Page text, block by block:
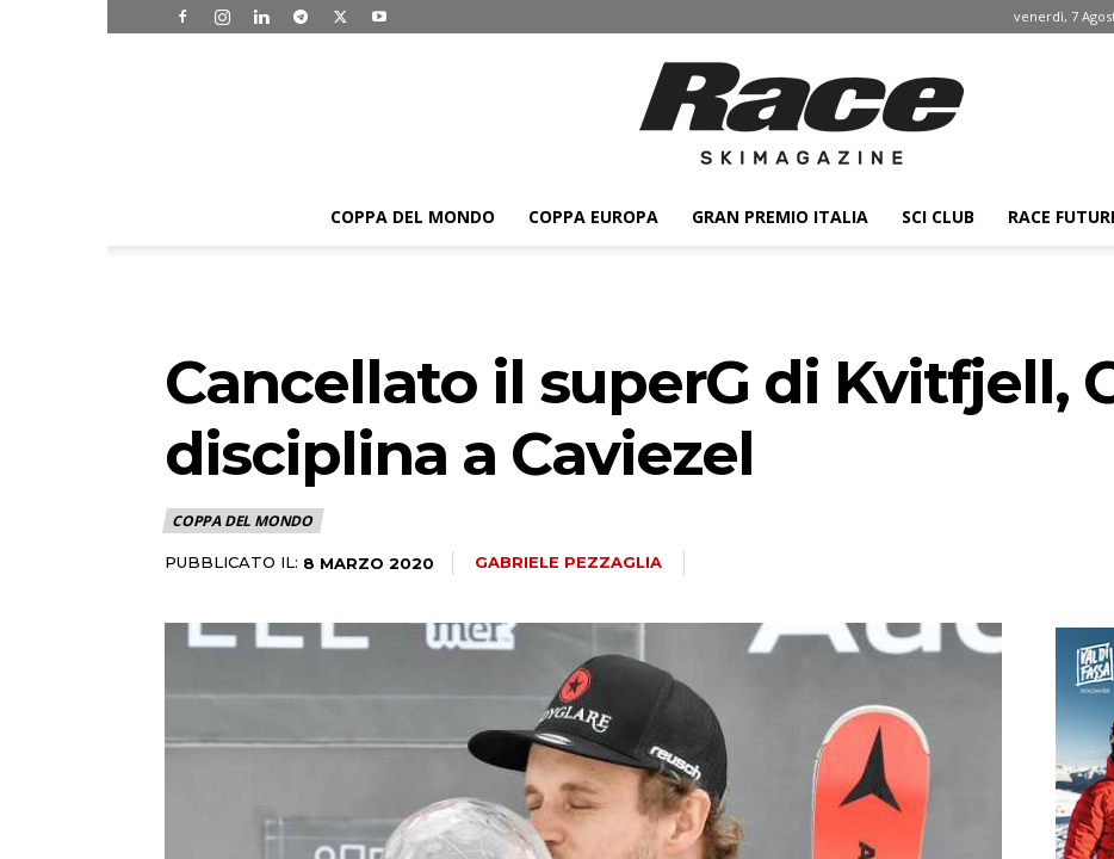
venerdì, 7
COPPA DEL MONDO COPPA EUROPA GRAN PREMIO ITALIA SCI CLUB RACE
Cancellato il superG di Kvitfjell,
disciplina a Caviezel
COPPA DEL MONDO
PUBBLICATO IL: 8 MARZO 2020 GABRIELE PEZZAGLIA